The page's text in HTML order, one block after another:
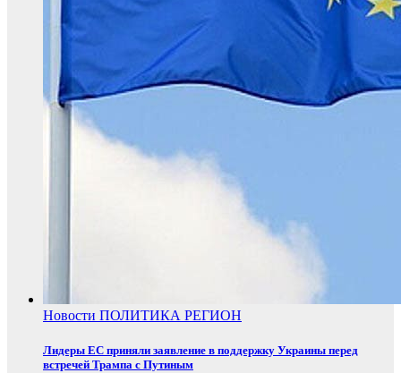
Новости ПОЛИТИКА РЕГИОН
Лидеры ЕС приняли заявление в поддержку Украины перед
встречей Трампа с Путиным